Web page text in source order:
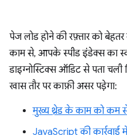
पेज लोड होने की रफ़्तार को
काम से, आपके स्पीड इंडेक्स का
डाइग्नोस्टिक्स ऑडिट से पता
खास तौर पर काफ़ी असर पड़ेगा:
मुख्य थ्रेड के काम को कम
JavaScript की